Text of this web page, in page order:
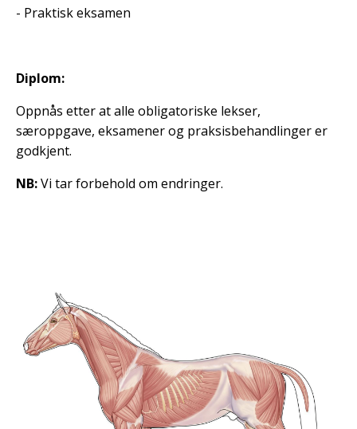
- Praktisk eksamen
Diplom:
Oppnås etter at alle obligatoriske lekser,
særoppgave, eksamener og praksisbehandlinger er
godkjent.
NB:Vi tar forbehold om endringer.